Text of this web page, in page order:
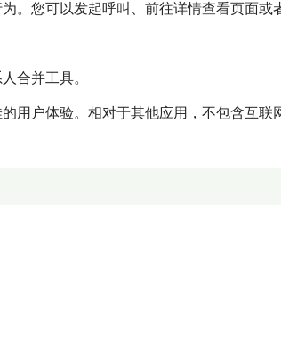
。您可以发起呼叫、前往详情查看页面或
合并工具。
用户体验。相对于其他应用，不包含互联